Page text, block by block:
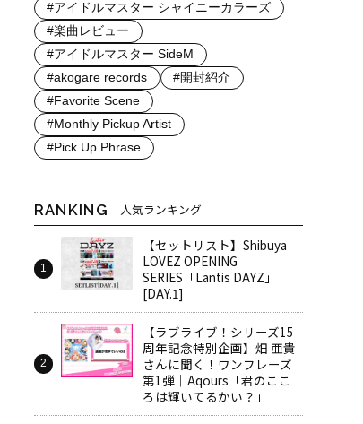
#アイドルマスター シャイニーカラーズ
#楽曲レビュー
#アイドルマスター SideM
#akogare records
#開封紹介
#Favorite Scene
#Monthly Pickup Artist
#Pick Up Phrase
RANKING 人気ランキング
【セットリスト】Shibuya
LOVEZ OPENING
SERIES「Lantis DAYZ」
[DAY.1]
【ラブライブ！シリーズ15
周年記念特別企画】畑 亜貴
さんに聞く！ワンフレーズ
第1弾｜Aqours「君のここ
ろは輝いてるかい？」